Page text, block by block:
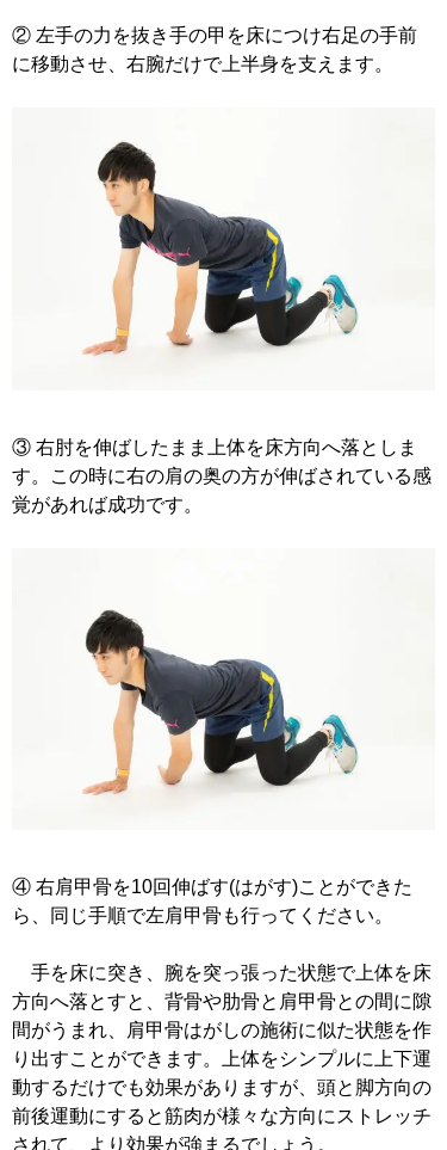
② 左手の力を抜き手の甲を床につけ右足の手前
に移動させ、右腕だけで上半身を支えます。
③ 右肘を伸ばしたまま上体を床方向へ落としま
す。この時に右の肩の奥の方が伸ばされている感
覚があれば成功です。
④ 右肩甲骨を10回伸ばす(はがす)ことができた
ら、同じ手順で左肩甲骨も行ってください。
手を床に突き、腕を突っ張った状態で上体を床
方向へ落とすと、背骨や肋骨と肩甲骨との間に隙
間がうまれ、肩甲骨はがしの施術に似た状態を作
り出すことができます。上体をシンプルに上下運
動するだけでも効果がありますが、頭と脚方向の
前後運動にすると筋肉が様々な方向にストレッチ
されて、より効果が強まるでしょう。